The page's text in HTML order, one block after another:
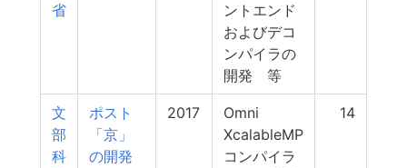
省
ントエンド
およびデコ
ンパイラの
開発 等
文
部
科
ポスト
「京」
の開発
2017
Omni
XcalableMP
コンパイラ
14